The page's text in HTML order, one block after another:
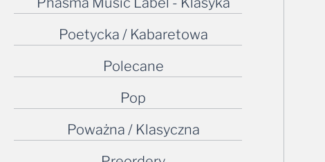
Poetycka / Kabaretowa
Polecane
Pop
Poważna / Klasyczna